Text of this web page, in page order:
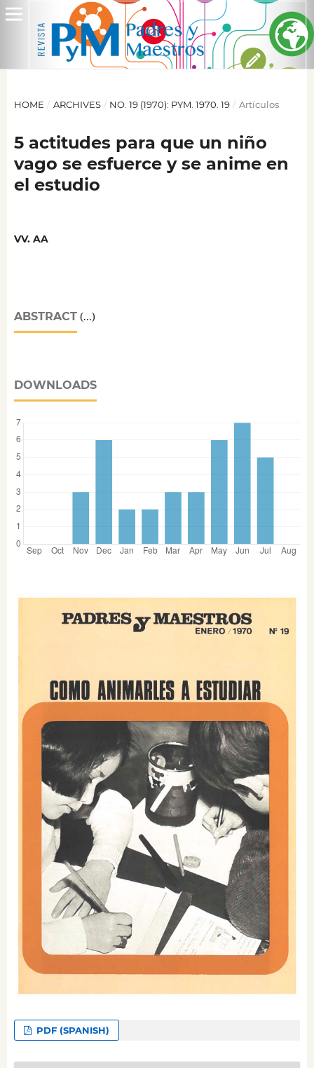
HOME / ARCHIVES / NO. 19 (1970): PYM. 1970. 19 / Artículos
5 actitudes para que un niño
vago se esfuerce y se anime en
el estudio
VV. AA
ABSTRACT(...)
DOWNLOADS
PDF (SPANISH)